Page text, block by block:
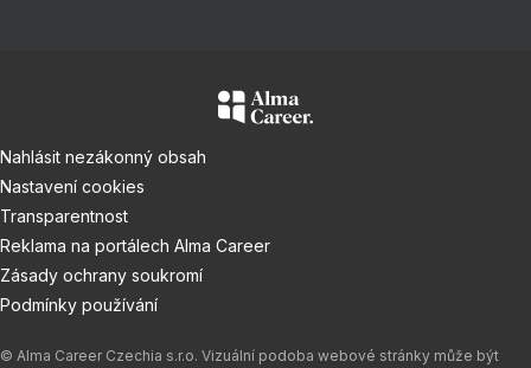
Nahlásit nezákonný obsah
Nastavení cookies
Transparentnost
Reklama na portálech Alma Career
Zásady ochrany soukromí
Podmínky používání
© Alma Career Czechia s.r.o. Vizuální podoba webové stránky může být